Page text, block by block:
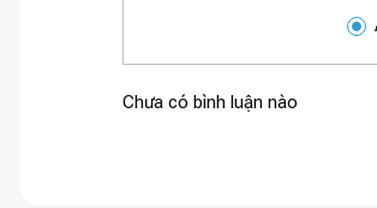
Chưa có bình luận nào